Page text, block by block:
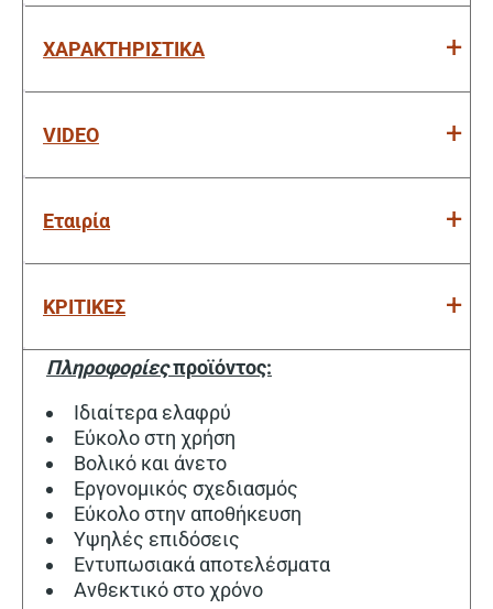
ΧΑΡΑΚΤΗΡΙΣΤΙΚΑ
VIDEO
Εταιρία
ΚΡΙΤΙΚΕΣ
Πληροφορίεςπροϊόντος:
Ιδιαίτερα ελαφρύ
Εύκολο στη χρήση
Βολικό και άνετο
Εργονομικός σχεδιασμός
Εύκολο στην αποθήκευση
Υψηλές επιδόσεις
Εντυπωσιακά αποτελέσματα
Ανθεκτικό στο χρόνο